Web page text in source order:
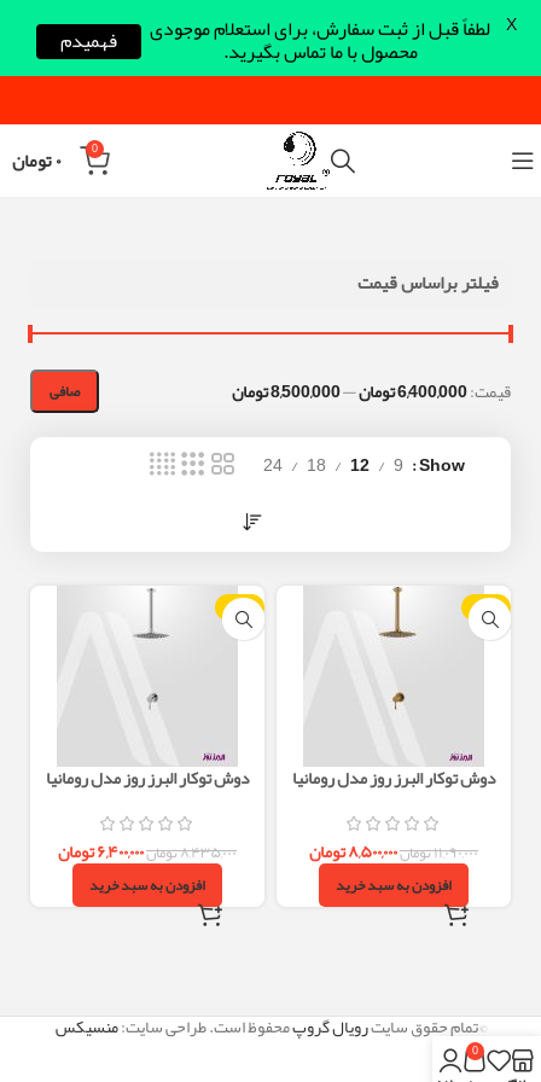
0 ۰تومان
فیلتر براساس قیمت
صافی قيمت:6,400,000 تومان —8,500,000 تومان
Show
9
12
18
24
-23%
دوش توکار البرز روز مدل رومانیا
۱۱,۰۹۰,۰۰۰تومان۸,۵۰۰,۰۰۰تومان
افزودن به سبد خرید
-24%
دوش توکار البرز روز مدل رومانیا
۸,۴۳۵,۰۰۰تومان۶,۴۰۰,۰۰۰تومان
افزودن به سبد خرید
©تمام حقوق سایترویال گروپمحفوظ است. طراحی سایت:منسیکس
لطفاً قبل از ثبت سفارش، برای استعلام موجودی
محصول با ما تماس بگیرید. فهمیدم X
0